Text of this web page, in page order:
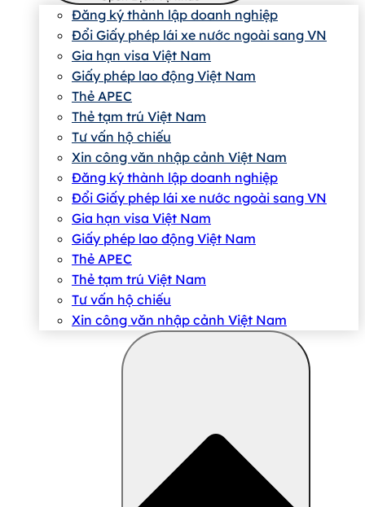
Đăng ký thành lập doanh nghiệp
Đổi Giấy phép lái xe nước ngoài sang VN
Gia hạn visa Việt Nam
Giấy phép lao động Việt Nam
Thẻ APEC
Thẻ tạm trú Việt Nam
Tư vấn hộ chiếu
Xin công văn nhập cảnh Việt Nam
Đăng ký thành lập doanh nghiệp
Đổi Giấy phép lái xe nước ngoài sang VN
Gia hạn visa Việt Nam
Giấy phép lao động Việt Nam
Thẻ APEC
Thẻ tạm trú Việt Nam
Tư vấn hộ chiếu
Xin công văn nhập cảnh Việt Nam